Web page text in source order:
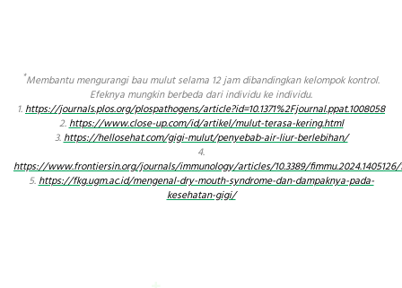
*Membantu mengurangi bau mulut selama 12 jam dibandingkan kelompok kontrol.
Efeknya mungkin berbeda dari individu ke individu.
1.https://journals.plos.org/plospathogens/article?id=10.1371%2Fjournal.ppat.1008058
2.https://www.close-up.com/id/artikel/mulut-terasa-kering.html
3.https://hellosehat.com/gigi-mulut/penyebab-air-liur-berlebihan/
4.
https://www.frontiersin.org/journals/immunology/articles/10.3389/
5.https://fkg.ugm.ac.id/mengenal-dry-mouth-syndrome-dan-dampaknya-pada-
kesehatan-gigi/